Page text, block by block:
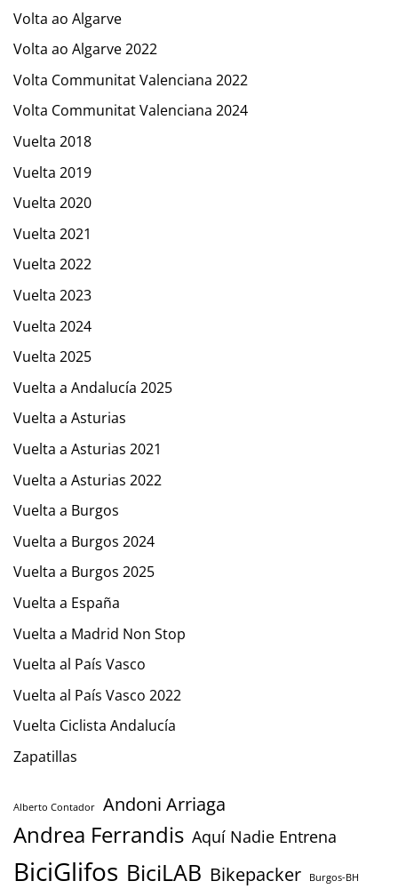
Volta ao Algarve
Volta ao Algarve 2022
Volta Communitat Valenciana 2022
Volta Communitat Valenciana 2024
Vuelta 2018
Vuelta 2019
Vuelta 2020
Vuelta 2021
Vuelta 2022
Vuelta 2023
Vuelta 2024
Vuelta 2025
Vuelta a Andalucía 2025
Vuelta a Asturias
Vuelta a Asturias 2021
Vuelta a Asturias 2022
Vuelta a Burgos
Vuelta a Burgos 2024
Vuelta a Burgos 2025
Vuelta a España
Vuelta a Madrid Non Stop
Vuelta al País Vasco
Vuelta al País Vasco 2022
Vuelta Ciclista Andalucía
Zapatillas
Alberto Contador Andoni Arriaga
Andrea Ferrandis Aquí Nadie Entrena
BiciGlifos BiciLAB Bikepacker Burgos-BH